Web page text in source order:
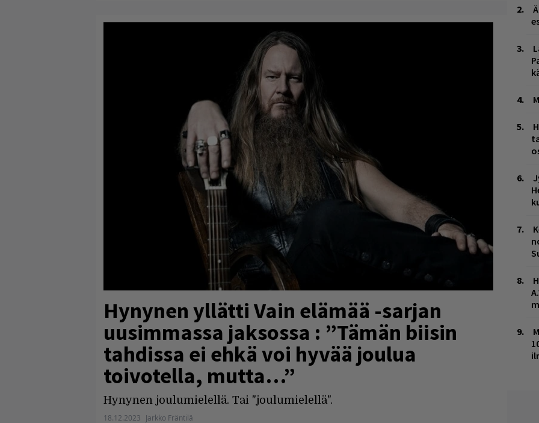
Hynynen yllätti Vain elämää -sarjan
uusimmassa jaksossa : ”Tämän biisin
tahdissa ei ehkä voi hyvää joulua
toivotella, mutta…”
Hynynen joulumielellä. Tai "joulumielellä".
18.12.2023 Jarkko Fräntilä